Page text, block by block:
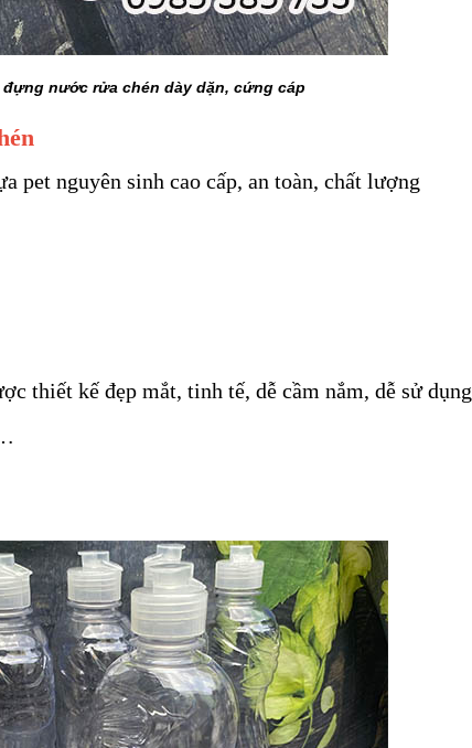
nước rửa chén dày dặn, cứng cáp
pet nguyên sinh cao cấp, an toàn, chất lượng
thiết kế đẹp mắt, tinh tế, dễ cầm nắm, dễ sử dụng